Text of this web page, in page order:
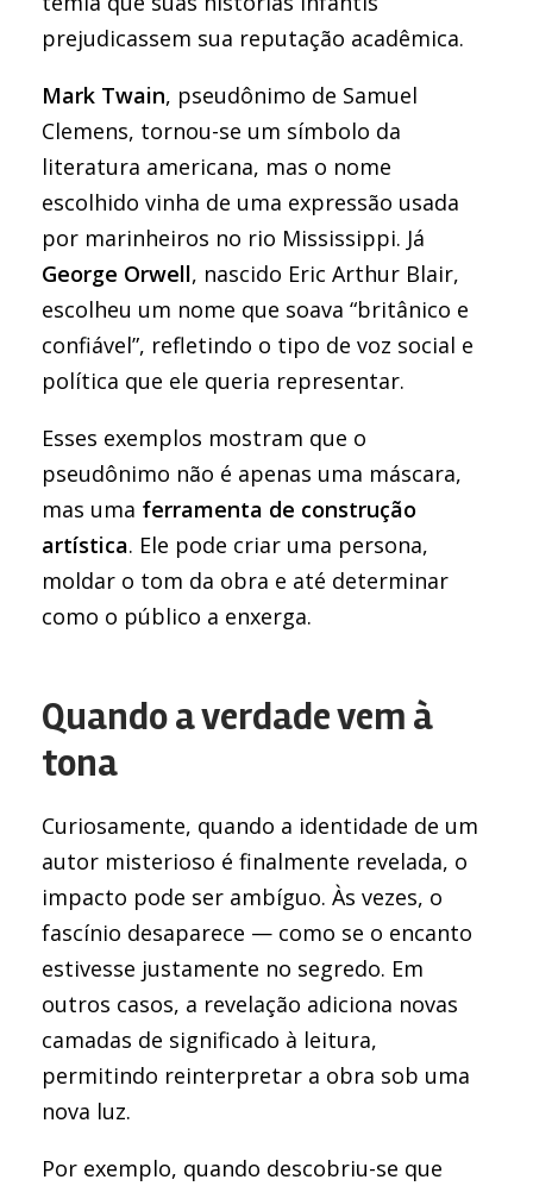
prejudicassem sua reputação acadêmica.
Mark Twain, pseudônimo de Samuel
Clemens, tornou-se um símbolo da
literatura americana, mas o nome
escolhido vinha de uma expressão usada
por marinheiros no rio Mississippi. Já
George Orwell, nascido Eric Arthur Blair,
escolheu um nome que soava “britânico e
confiável”, refletindo o tipo de voz social e
política que ele queria representar.
Esses exemplos mostram que o
pseudônimo não é apenas uma máscara,
mas uma ferramenta de construção
artística. Ele pode criar uma persona,
moldar o tom da obra e até determinar
como o público a enxerga.
Quando a verdade vem à
tona
Curiosamente, quando a identidade de um
autor misterioso é finalmente revelada, o
impacto pode ser ambíguo. Às vezes, o
fascínio desaparece — como se o encanto
estivesse justamente no segredo. Em
outros casos, a revelação adiciona novas
camadas de significado à leitura,
permitindo reinterpretar a obra sob uma
nova luz.
Por exemplo, quando descobriu-se que